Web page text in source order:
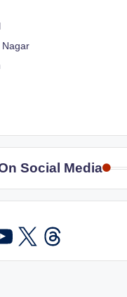
Nagar
Social Media
X Threads